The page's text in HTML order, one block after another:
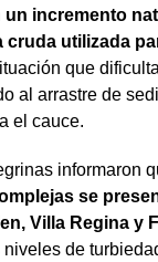
incremento
cruda utilizada
que
al arrastre de
el cauce.
informaron
se
Villa Regina y
de